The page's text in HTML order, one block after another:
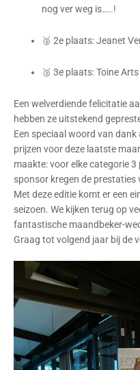
nog ver weg is…..!
🥈 2e plaats: Jeanet
🥉 3e plaats: Toine
Een welverdiende felicitatie
hebben ze uitstekend
Een speciaal woord van dank
prijzen voor deze laatste
maakte: voor elke categorie
sponsor kregen de
Met deze editie komt er een
seizoen. We kijken terug op
fantastische maandbeker-
Graag tot volgend jaar bij de